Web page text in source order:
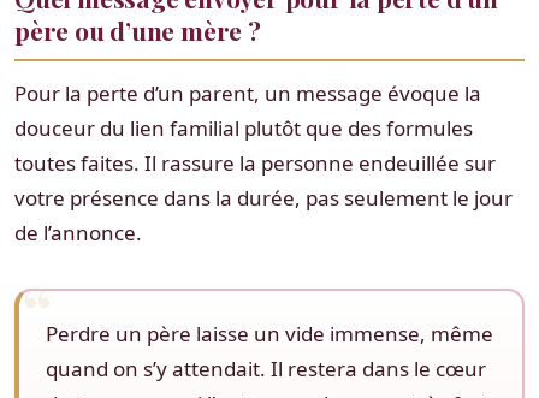
père ou d’une mère ?
Pour la perte d’un parent, un message évoque la
douceur du lien familial plutôt que des formules
toutes faites. Il rassure la personne endeuillée sur
votre présence dans la durée, pas seulement le jour
de l’annonce.
Perdre un père laisse un vide immense, même
quand on s’y attendait. Il restera dans le cœur